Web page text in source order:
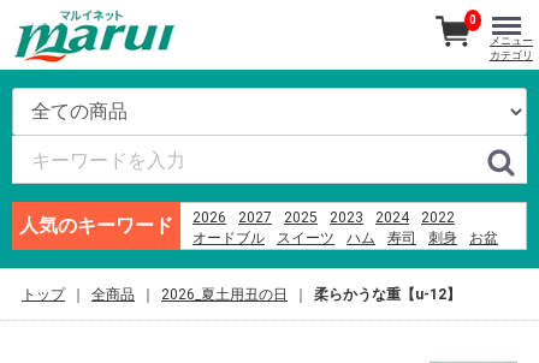
人気のキーワード 2026 2027 2025 2023 2024
2022
オードブル
スイーツ ハム 寿司 刺身
お盆
0
メニュー
カテゴリ
トップ 全商品 2026_夏土用丑の日 柔らかうな重【u-12】